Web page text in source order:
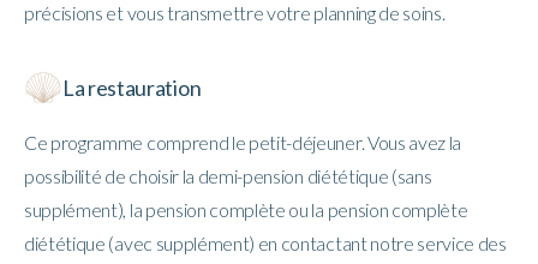
précisions et vous transmettre votre planning de soins.
La restauration
Ce programme comprend le petit-déjeuner. Vous avez la
possibilité de choisir la demi-pension diététique (sans
supplément), la pension complète ou la pension complète
diététique (avec supplément) en contactant notre service des